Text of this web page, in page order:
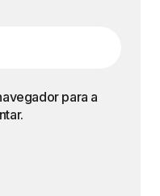
para a